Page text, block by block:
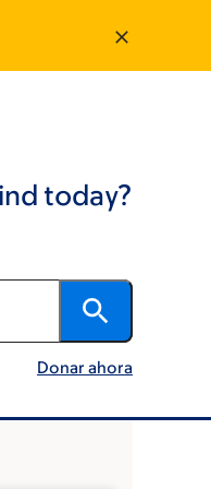
today?
Donar ahora